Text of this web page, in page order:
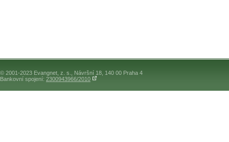
© 2001-2023 Evangnet, z. s., Návršní 18, 140 00 Praha 4
Bankovní spojení: 2300943966/2010